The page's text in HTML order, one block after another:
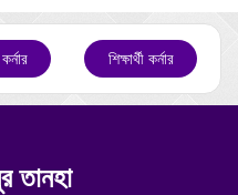
শিক্ষার্থী কর্নার
তানহা